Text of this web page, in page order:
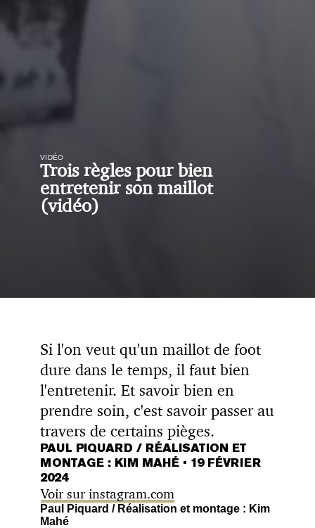
VIDÉO
Trois règles pour bien
entretenir son maillot
(vidéo)
Si l'on veut qu'un maillot de foot
dure dans le temps, il faut bien
l'entretenir. Et savoir bien en
prendre soin, c'est savoir passer au
travers de certains pièges.
PAUL PIQUARD / RÉALISATION ET
MONTAGE : KIM MAHÉ • 19 FÉVRIER
2024
Voir sur instagram.com
Paul Piquard / Réalisation et montage : Kim
Mahé